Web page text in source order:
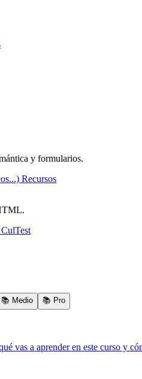
y formularios.
Recursos
📚 Medio 📚 Pro
vas a aprender en este curso y